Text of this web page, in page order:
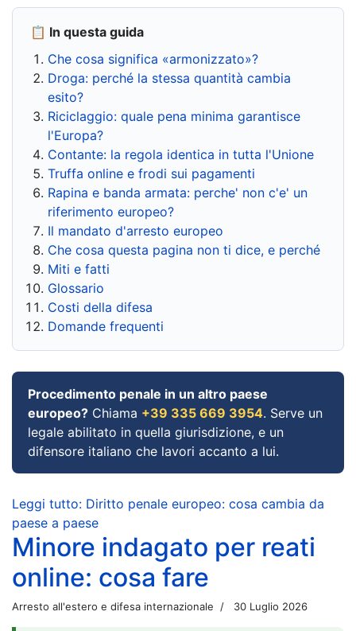
📋 In questa guida
Che cosa significa «armonizzato»?
Droga: perché la stessa quantità cambia
esito?
Riciclaggio: quale pena minima garantisce
l'Europa?
Contante: la regola identica in tutta l'Unione
Truffa online e frodi sui pagamenti
Rapina e banda armata: perche' non c'e' un
riferimento europeo?
Il mandato d'arresto europeo
Che cosa questa pagina non ti dice, e perché
Miti e fatti
Glossario
Costi della difesa
Domande frequenti
Procedimento penale in un altro paese
europeo? Chiama +39 335 669 3954. Serve un
legale abilitato in quella giurisdizione, e un
difensore italiano che lavori accanto a lui.
Leggi tutto: Diritto penale europeo: cosa cambia da
paese a paese
Minore indagato per reati
online: cosa fare
Arresto all'estero e difesa internazionale 30 Luglio 2026